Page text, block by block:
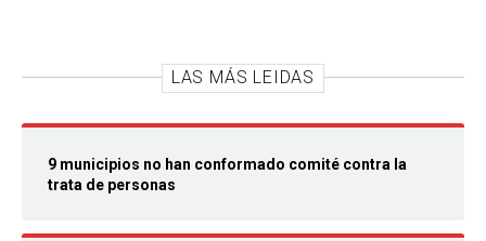
LAS MÁS LEIDAS
9 municipios no han conformado comité contra la
trata de personas